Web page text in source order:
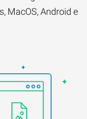
MacOS, Android e